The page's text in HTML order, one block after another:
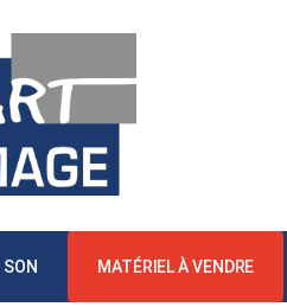
SON MATÉRIEL À VENDRE